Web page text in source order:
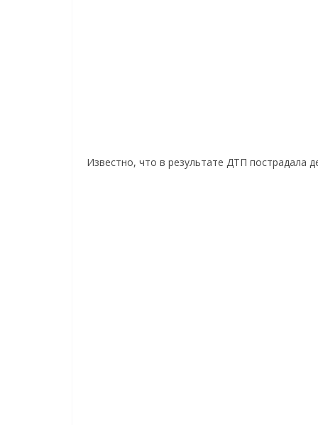
Известно, что в результате ДТП пострадала